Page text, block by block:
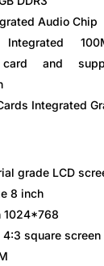
Audio Chip
card and
Integrated
grade LCD
8 inch
1024*768
4:3 square screen